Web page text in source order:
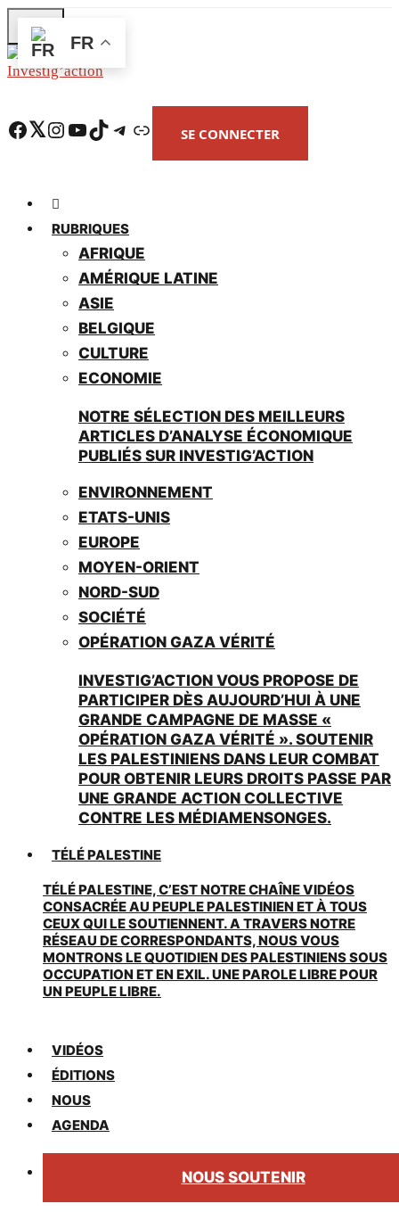
Skip
to
main
Facebook Twitter Instagram YouTube TikTok Telegram Lien SE CONNECTER
RUBRIQUES
AFRIQUE
AMÉRIQUE LATINE
ASIE
BELGIQUE
CULTURE
ECONOMIE
NOTRE SÉLECTION DES MEILLEURS
ARTICLES D’ANALYSE ÉCONOMIQUE
PUBLIÉS SUR INVESTIG’ACTION
ENVIRONNEMENT
ETATS-UNIS
EUROPE
MOYEN-ORIENT
NORD-SUD
SOCIÉTÉ
OPÉRATION GAZA VÉRITÉ
INVESTIG’ACTION VOUS PROPOSE DE
PARTICIPER DÈS AUJOURD’HUI À UNE
GRANDE CAMPAGNE DE MASSE «
OPÉRATION GAZA VÉRITÉ ». SOUTENIR
LES PALESTINIENS DANS LEUR COMBAT
POUR OBTENIR LEURS DROITS PASSE PAR
UNE GRANDE ACTION COLLECTIVE
CONTRE LES MÉDIAMENSONGES.
TÉLÉ PALESTINE
TÉLÉ PALESTINE, C’EST NOTRE CHAÎNE VIDÉOS
CONSACRÉE AU PEUPLE PALESTINIEN ET À TOUS
CEUX QUI LE SOUTIENNENT. A TRAVERS NOTRE
RÉSEAU DE CORRESPONDANTS, NOUS VOUS
MONTRONS LE QUOTIDIEN DES PALESTINIENS SOUS
OCCUPATION ET EN EXIL. UNE PAROLE LIBRE POUR
UN PEUPLE LIBRE.
VIDÉOS
ÉDITIONS
NOUS
AGENDA
NOUS SOUTENIR
FR